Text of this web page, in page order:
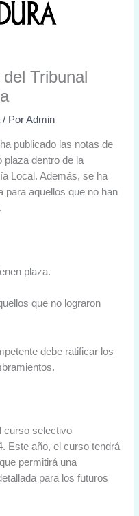
Tribunal
/ PorAdmin
publicado las notas de
plaza dentro de la
Local. Además, se ha
para aquellos que no han
plaza.
que no lograron
debe ratificar los
curso selectivo
Este año, el curso tendrá
permitirá una
para los futuros